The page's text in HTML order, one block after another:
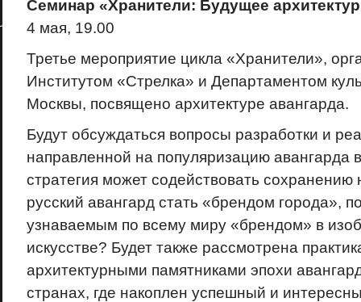
Семинар «Хранители: Будущее
4 мая, 19.00
Третье мероприятие цикла «Хранители»,
Институтом «Стрелка» и Департаментом
Москвы, посвящено архитектуре авангарда.
Будут обсуждаться вопросы разработки и
направленной на популяризацию авангарда
стратегия может содействовать
русский авангард стать «брендом города»,
узнаваемым по всему миру «брендом» в
искусстве? Будет также рассмотрена
архитектурными памятниками эпохи
странах, где накоплен успешный и